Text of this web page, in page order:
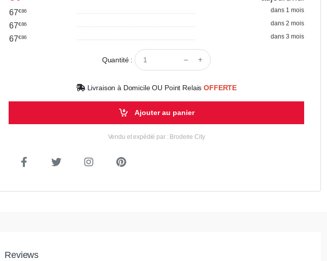
67€86 dans 1 mois
67€86 dans 2 mois
67€86 dans 3 mois
Quantité :
Livraison à Domicile OU Point RelaisOFFERTE
Ajouter au panier
Vendu et expédié par : Broderie City
Reviews